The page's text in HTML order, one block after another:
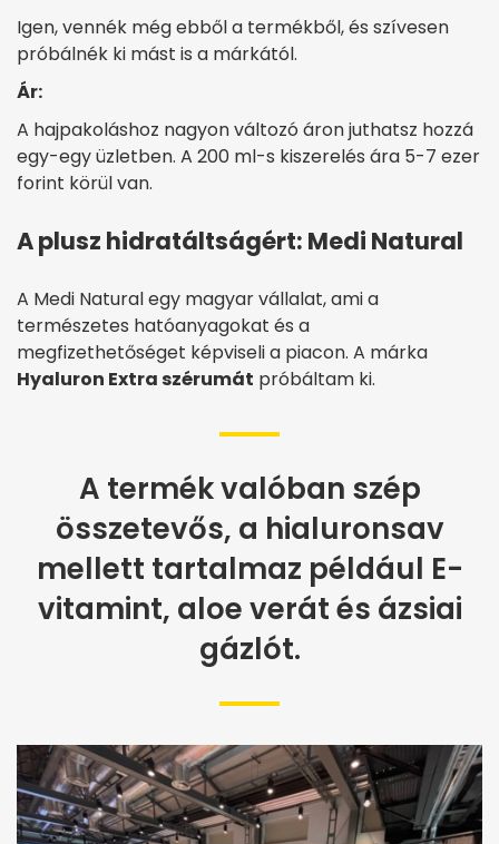
Igen, vennék még ebből a termékből, és szívesen
próbálnék ki mást is a márkától.
Ár:
A hajpakoláshoz nagyon változó áron juthatsz hozzá
egy-egy üzletben. A 200 ml-s kiszerelés ára 5-7 ezer
forint körül van.
A plusz hidratáltságért: Medi Natural
A Medi Natural egy magyar vállalat, ami a
természetes hatóanyagokat és a
megfizethetőséget képviseli a piacon. A márka
Hyaluron Extra szérumát próbáltam ki.
A termék valóban szép
összetevős, a hialuronsav
mellett tartalmaz például E-
vitamint, aloe verát és ázsiai
gázlót.